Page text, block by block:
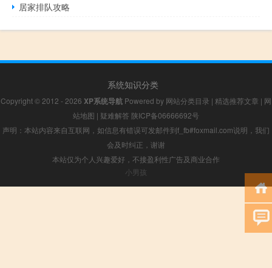
居家排队攻略
系统知识分类
Copyright © 2012 - 2026 XP系统导航 Powered by 网站分类目录 | 精选推荐文章 | 网
站地图 | 疑难解答 陕ICP备06666692号
声明：本站内容来自互联网，如信息有错误可发邮件到f_fb#foxmail.com说明，我们
会及时纠正，谢谢
本站仅为个人兴趣爱好，不接盈利性广告及商业合作
小男孩